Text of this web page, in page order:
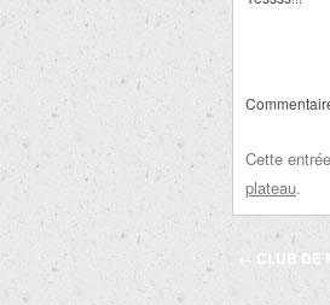
Cette
plateau.
Navigation
← CLUB DE